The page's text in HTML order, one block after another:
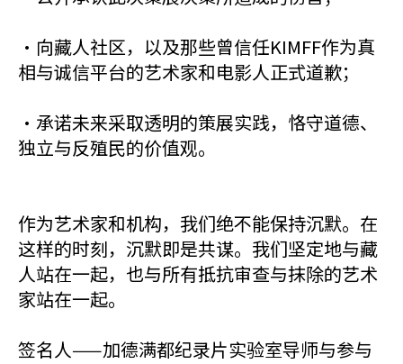
•向藏人社区，以及那些曾信任KIMFF作为真
相与诚信平台的艺术家和电影人正式道歉；
•承诺未来采取透明的策展实践，恪守道德、
独立与反殖民的价值观。
作为艺术家和机构，我们绝不能保持沉默。在
这样的时刻，沉默即是共谋。我们坚定地与藏
人站在一起，也与所有抵抗审查与抹除的艺术
家站在一起。
签名人——加德满都纪录片实验室导师与参与